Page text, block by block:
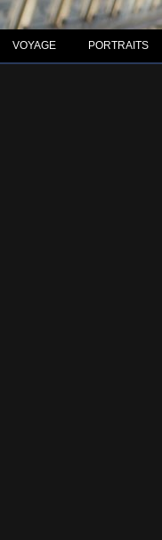
VOYAGE PORTRAITS